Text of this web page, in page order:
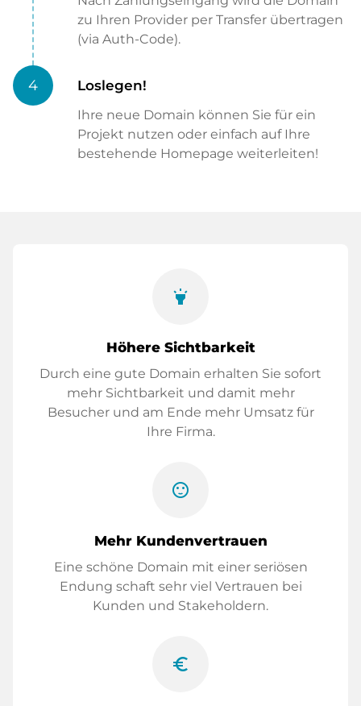
zu Ihren Provider per Transfer übertragen
(via Auth-Code).
4 Loslegen!
Ihre neue Domain können Sie für ein
Projekt nutzen oder einfach auf Ihre
bestehende Homepage weiterleiten!
highlight
Höhere Sichtbarkeit
Durch eine gute Domain erhalten Sie sofort
mehr Sichtbarkeit und damit mehr
Besucher und am Ende mehr Umsatz für
Ihre Firma.
sentiment_satisfied
Mehr Kundenvertrauen
Eine schöne Domain mit einer seriösen
Endung schaft sehr viel Vertrauen bei
Kunden und Stakeholdern.
euro_symbol